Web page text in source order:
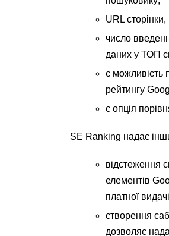
URL
число
даних у ТОП
є можливість
рейтингу
є опція
SE Ranking надає
відстеження
елементів
платної
створення
дозволяє